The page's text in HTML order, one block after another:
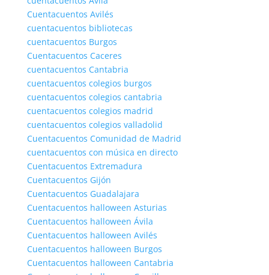
Cuentacuentos Avilés
cuentacuentos bibliotecas
cuentacuentos Burgos
Cuentacuentos Caceres
cuentacuentos Cantabria
cuentacuentos colegios burgos
cuentacuentos colegios cantabria
cuentacuentos colegios madrid
cuentacuentos colegios valladolid
Cuentacuentos Comunidad de Madrid
cuentacuentos con música en directo
Cuentacuentos Extremadura
Cuentacuentos Gijón
Cuentacuentos Guadalajara
Cuentacuentos halloween Asturias
Cuentacuentos halloween Ávila
Cuentacuentos halloween Avilés
Cuentacuentos halloween Burgos
Cuentacuentos halloween Cantabria